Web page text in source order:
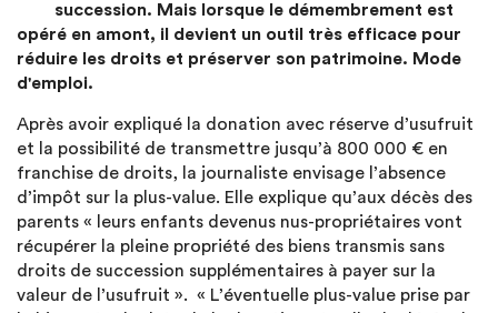
succession. Mais lorsque le démembrement est
opéré en amont, il devient un outil très efficace pour
réduire les droits et préserver son patrimoine. Mode
d'emploi.
Après avoir expliqué la donation avec réserve d’usufruit
et la possibilité de transmettre jusqu’à 800 000 € en
franchise de droits, la journaliste envisage l’absence
d’impôt sur la plus-value. Elle explique qu’aux décès des
parents « leurs enfants devenus nus-propriétaires vont
récupérer la pleine propriété des biens transmis sans
droits de succession supplémentaires à payer sur la
valeur de l’usufruit ». « L’éventuelle plus-value prise par